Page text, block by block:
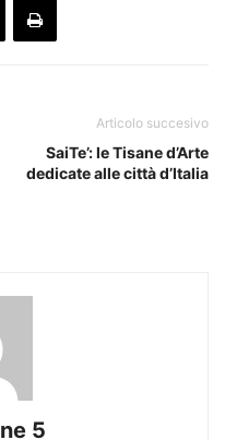
Articolo succesivo
SaiTe’: le Tisane d’Arte
dedicate alle città d’Italia
5